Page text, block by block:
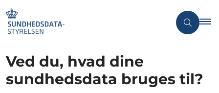
Ved du, hvad dine
sundhedsdata bruges til?